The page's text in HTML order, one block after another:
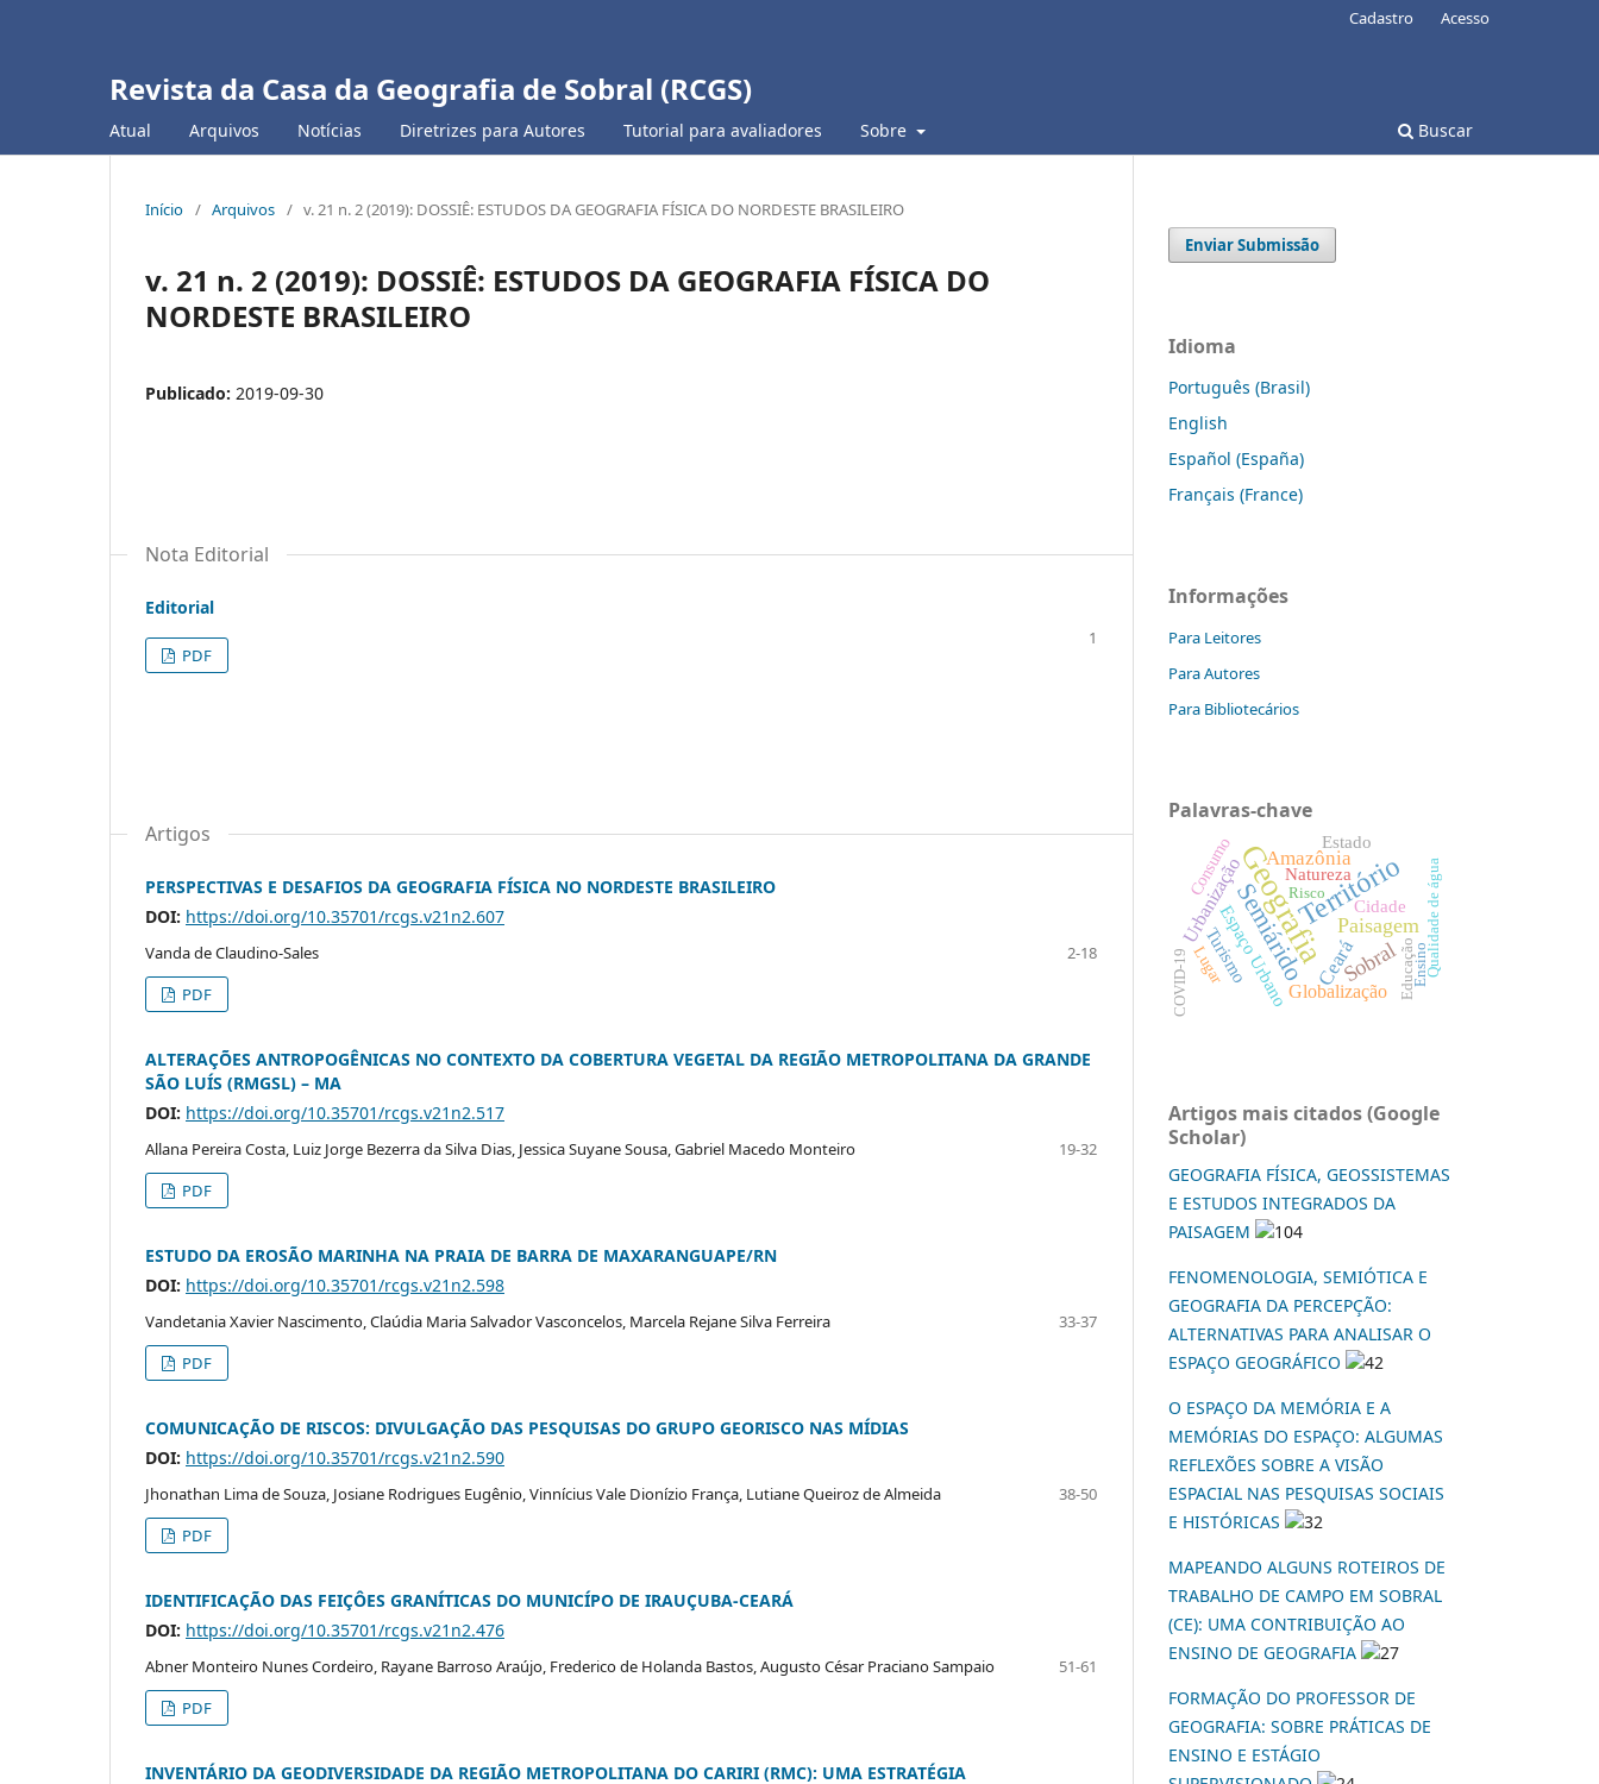
Revista da Casa da Geografia de Sobral (RCGS)
Atual Arquivos Notícias Diretrizes para Autores Tutorial para avaliadores Sobre Buscar
Cadastro Acesso
Início / Arquivos / v. 21 n. 2 (2019): DOSSIÊ: ESTUDOS DA GEOGRAFIA FÍSICA DO NORDESTE BRASILEIRO
v. 21 n. 2 (2019): DOSSIÊ: ESTUDOS DA GEOGRAFIA FÍSICA DO
NORDESTE BRASILEIRO
Publicado: 2019-09-30
Nota Editorial
Editorial
1
PDF
Artigos
PERSPECTIVAS E DESAFIOS DA GEOGRAFIA FÍSICA NO NORDESTE BRASILEIRO
DOI: https://doi.org/10.35701/rcgs.v21n2.607
Vanda de Claudino-Sales
2-18
PDF
ALTERAÇÕES ANTROPOGÊNICAS NO CONTEXTO DA COBERTURA VEGETAL DA REGIÃO METROPOLITANA DA GRANDE
SÃO LUÍS (RMGSL) – MA
DOI: https://doi.org/10.35701/rcgs.v21n2.517
Allana Pereira Costa, Luiz Jorge Bezerra da Silva Dias, Jessica Suyane Sousa, Gabriel Macedo Monteiro
19-32
PDF
ESTUDO DA EROSÃO MARINHA NA PRAIA DE BARRA DE MAXARANGUAPE/RN
DOI: https://doi.org/10.35701/rcgs.v21n2.598
Vandetania Xavier Nascimento, Claúdia Maria Salvador Vasconcelos, Marcela Rejane Silva Ferreira
33-37
PDF
COMUNICAÇÃO DE RISCOS: DIVULGAÇÃO DAS PESQUISAS DO GRUPO GEORISCO NAS MÍDIAS
DOI: https://doi.org/10.35701/rcgs.v21n2.590
Jhonathan Lima de Souza, Josiane Rodrigues Eugênio, Vinnícius Vale Dionízio França, Lutiane Queiroz de Almeida
38-50
PDF
IDENTIFICAÇÃO DAS FEIÇÔES GRANÍTICAS DO MUNICÍPO DE IRAUÇUBA-CEARÁ
DOI: https://doi.org/10.35701/rcgs.v21n2.476
Abner Monteiro Nunes Cordeiro, Rayane Barroso Araújo, Frederico de Holanda Bastos, Augusto César Praciano Sampaio
51-61
PDF
INVENTÁRIO DA GEODIVERSIDADE DA REGIÃO METROPOLITANA DO CARIRI (RMC): UMA ESTRATÉGIA
Enviar Submissão
Idioma
Português (Brasil)
English
Español (España)
Français (France)
Informações
Para Leitores
Para Autores
Para Bibliotecários
Palavras-chave
GeografiaTerritório
Semiárido Sobral
Paisagem
Ceará
Amazônia
Globalização
Urbanização
Espaço Urbano
Turismo
Cidade
Natureza
Estado
Consumo
Lugar Qualidade de água
Risco
EducaçãoEnsino
COVID-19
Artigos mais citados (Google
Scholar)
GEOGRAFIA FÍSICA, GEOSSISTEMAS
E ESTUDOS INTEGRADOS DA
PAISAGEM
104
FENOMENOLOGIA, SEMIÓTICA E
GEOGRAFIA DA PERCEPÇÃO:
ALTERNATIVAS PARA ANALISAR O
ESPAÇO GEOGRÁFICO
42
O ESPAÇO DA MEMÓRIA E A
MEMÓRIAS DO ESPAÇO: ALGUMAS
REFLEXÕES SOBRE A VISÃO
ESPACIAL NAS PESQUISAS SOCIAIS
E HISTÓRICAS
32
MAPEANDO ALGUNS ROTEIROS DE
TRABALHO DE CAMPO EM SOBRAL
(CE): UMA CONTRIBUIÇÃO AO
ENSINO DE GEOGRAFIA
27
FORMAÇÃO DO PROFESSOR DE
GEOGRAFIA: SOBRE PRÁTICAS DE
ENSINO E ESTÁGIO